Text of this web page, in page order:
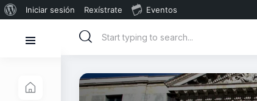
Iniciar sesión Rexístrate Eventos